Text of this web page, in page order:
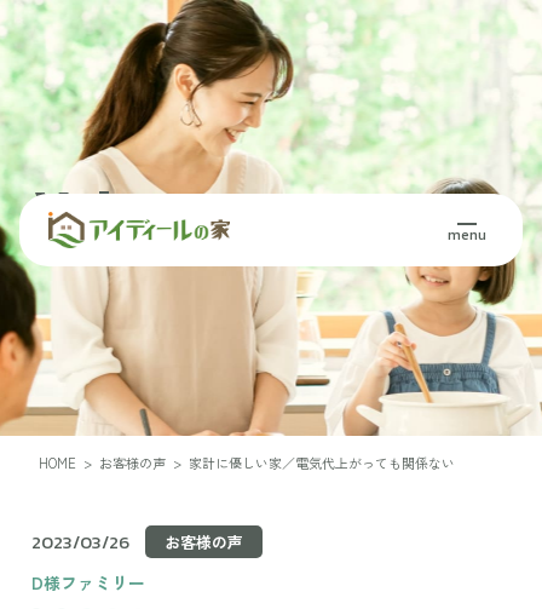
menu
Voice
お客様の声
HOME > お客様の声 > 家計に優しい家／電気代上がっても関係ない
2023/03/26 お客様の声
D様ファミリー